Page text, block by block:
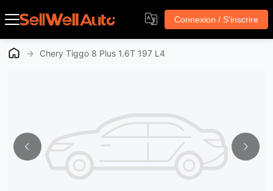
Connexion / S'inscrire
→ Chery Tiggo 8 Plus 1.6T 197 L4